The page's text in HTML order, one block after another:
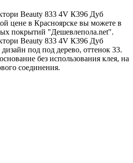
Beauty 833 4V К396 Дуб
цене в Красноярске вы можете в
покрытий "Дешевлепола.net".
Beauty 833 4V К396 Дуб
под под дерево, оттенок 33.
без использования клея, на
соединения.